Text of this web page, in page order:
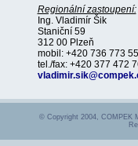
Regionální zastoupení:
Ing. Vladimír Šik
Staniční 59
312 00 Plzeň
mobil: +420 736 773
tel./fax: +420 377 472
© Copyright 2004, COMPEK